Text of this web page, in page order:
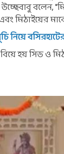
বলেন,
মিঠাইয়ের
হয় সিড